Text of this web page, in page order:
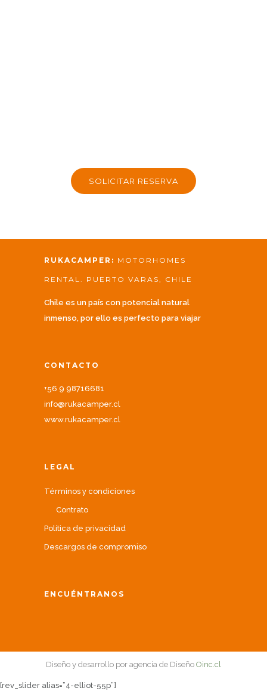
SOLICITAR RESERVA
RUKACAMPER: MOTORHOMES
RENTAL. PUERTO VARAS, CHILE
Chile es un país con potencial natural
inmenso, por ello es perfecto para viajar
CONTACTO
+56 9 98716681
info@rukacamper.cl
www.rukacamper.cl
LEGAL
Términos y condiciones
Contrato
Política de privacidad
Descargos de compromiso
ENCUÉNTRANOS
Diseño y desarrollo por agencia de Diseño Oinc.cl
[rev_slider alias=”4-elliot-55p”]